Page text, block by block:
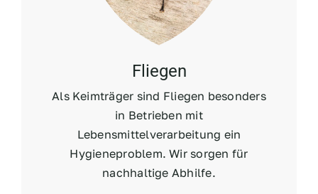
Fliegen
Als Keimträger sind Fliegen besonders
in Betrieben mit
Lebensmittelverarbeitung ein
Hygieneproblem. Wir sorgen für
nachhaltige Abhilfe.